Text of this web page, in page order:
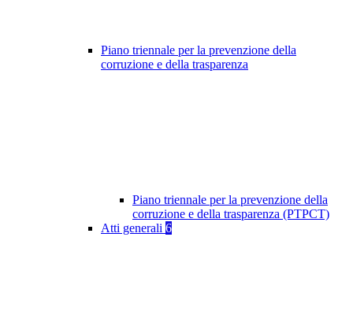
Piano triennale per la prevenzione della
corruzione e della trasparenza
Piano triennale per la prevenzione della
corruzione e della trasparenza (PTPCT)
Atti generali 6